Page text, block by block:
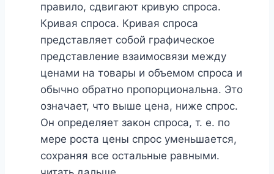
правило, сдвигают кривую спроса.
Кривая спроса. Кривая спроса
представляет собой графическое
представление взаимосвязи между
ценами на товары и объемом спроса и
обычно обратно пропорциональна. Это
означает, что выше цена, ниже спрос.
Он определяет закон спроса, т. е. по
мере роста цены спрос уменьшается,
сохраняя все остальные равными.